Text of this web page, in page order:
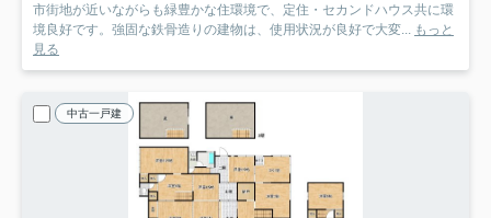
市街地が近いながらも緑豊かな住環境で、定住・セカンドハウス共に環
境良好です。強固な鉄骨造りの建物は、使用状況が良好で大変...
もっと
見る
中古一戸建